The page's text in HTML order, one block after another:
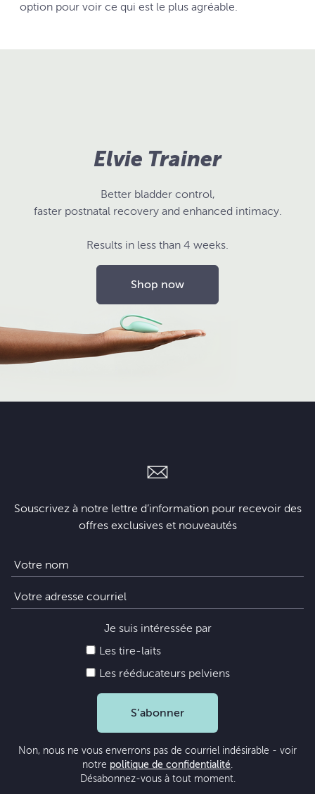
option pour voir ce qui est le plus agréable.
Elvie Trainer
Better bladder control,
faster postnatal recovery and enhanced intimacy.
Results in less than 4 weeks.
Shop now
Souscrivez à notre lettre d’information pour recevoir des
offres exclusives et nouveautés
Je suis intéressée par
Les tire-laits
Les rééducateurs pelviens
S’abonner
Non, nous ne vous enverrons pas de courriel indésirable - voir
notre politique de confidentialité.
Désabonnez-vous à tout moment.